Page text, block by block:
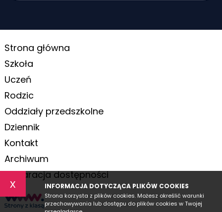
x INFORMACJA DOTYCZĄCA PLIKÓW COOKIES
Strona korzysta z plików cookies. Możesz określić warunki
przechowywania lub dostępu do plików cookies w Twojej
Strona główna
Szkoła
Uczeń
Rodzic
Oddziały przedszkolne
Dziennik
Kontakt
Archiwum
Deklaracja dostępności